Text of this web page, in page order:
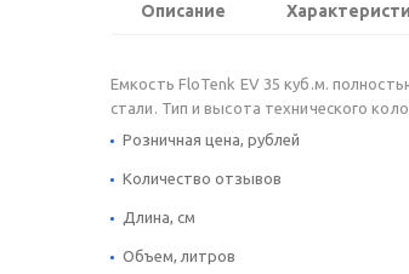
Описание
Емкость FloTenk EV 35 куб.м.
стали. Тип и высота технического
Розничная цена, рублей
Количество отзывов
Длина, см
Объем, литров